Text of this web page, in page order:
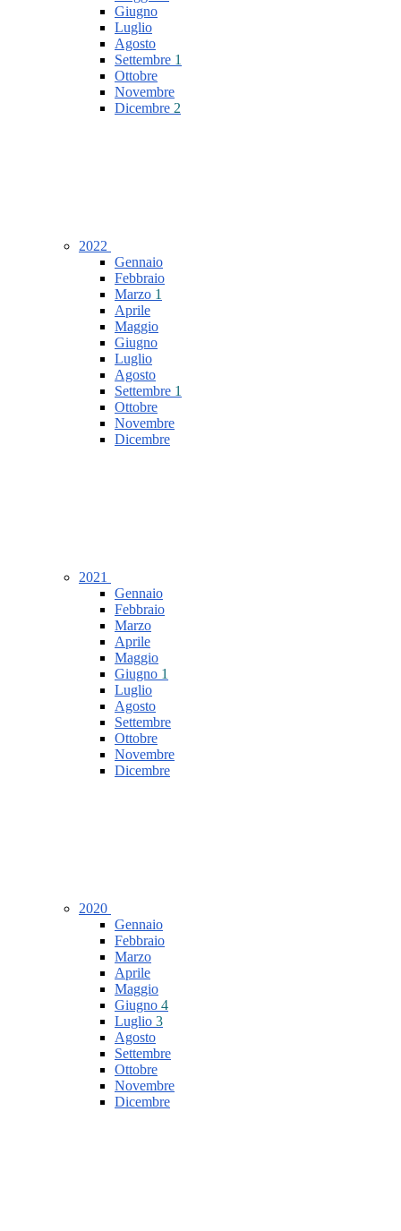
Giugno
Luglio
Agosto
Settembre 1
Ottobre
Novembre
Dicembre 2
2022
Gennaio
Febbraio
Marzo 1
Aprile
Maggio
Giugno
Luglio
Agosto
Settembre 1
Ottobre
Novembre
Dicembre
2021
Gennaio
Febbraio
Marzo
Aprile
Maggio
Giugno 1
Luglio
Agosto
Settembre
Ottobre
Novembre
Dicembre
2020
Gennaio
Febbraio
Marzo
Aprile
Maggio
Giugno 4
Luglio 3
Agosto
Settembre
Ottobre
Novembre
Dicembre